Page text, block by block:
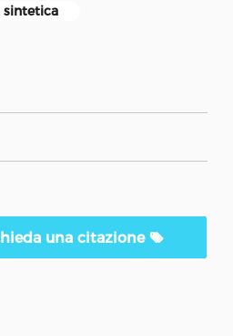
sintetica
una citazione